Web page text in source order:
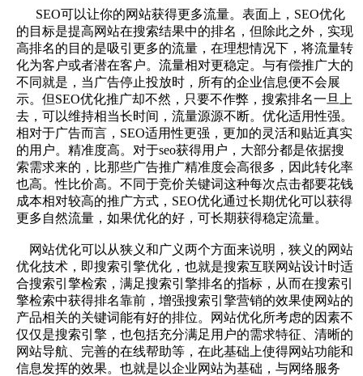
SEO可以让你的网站获得更多流量。表面上，SEO优化
的目标是提高网站在搜索结果中的排名，但除此之外，实现
高排名的目的是吸引更多的流量，在理想情况下，将流量转
化为客户或者潜在客户。流量相对更稳定。与有偿推广大的
不同就是，当广告停止投放时，所有的企业信息便不会展
示。但SEO优化推广却不然，只要不作弊，搜索排名一旦上
去，可以维持相当长时间，流量源源不断。优化适用性强。
相对于广告而言，SEO适用性更强，更加的灵活和贴近真实
的用户。精准度高。对于seo获得用户，大部分都是依据搜
索需求来的，比那些广告推广精准度会高很多，因此转化率
也高。性比价高。不同于竞价关键词这种每次点击都要花钱
成本相对较高的推广方式，SEO优化通过长期优化可以获得
更多自然流量，如果优化的好，可长期获得稳定流量。
网站优化可以从狭义和广义两个方面来说明，狭义的网站
优化技术，即搜索引擎优化，也就是搜索互联网站设计时适
合搜索引擎检索，满足搜索引擎排名的指标，从而在搜索引
擎检索中获得排名靠前，增强搜索引擎营销的效果使网站的
产品相关的关键词能有好的排位。网站优化所考虑的因素不
仅仅是搜索引擎，也包括充分满足用户的需求特征、清晰的
网站导航、完善的在线帮助等，在此基础上使得网站功能和
信息发挥的效果。也就是以企业网站为基础，与网络服务